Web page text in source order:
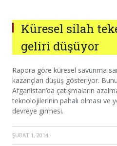
Küresel silah
geliri düşüyor
Rapora göre küresel savunma
kazançları düşüş gösteriyor.
Afganistan’da çatışmaların
teknolojilerinin pahalı olması ve
devreye girmesi.
ŞUBAT 1, 2014 ·